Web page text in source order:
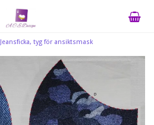
Jeansficka, tyg för ansiktsmask